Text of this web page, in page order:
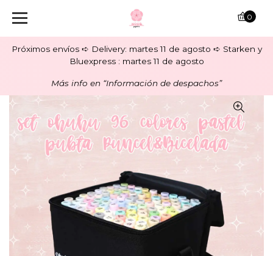
Próximos envíos ➪ Delivery: martes 11 de agosto ➪ Starken y
Bluexpress : martes 11 de agosto
Más info en “Información de despachos”
0